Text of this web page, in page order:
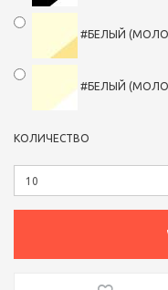
#БЕЛЫЙ
#БЕЛЫЙ
КОЛИЧЕСТВО